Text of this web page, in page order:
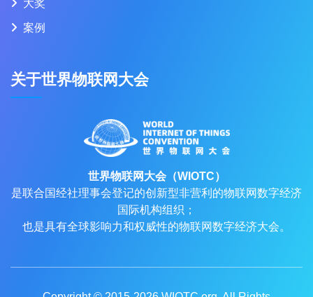
大奖
案例
关于世界物联网大会
世界物联网大会（WIOTC）
是联合国经社理事会登记的创新型非营利的物联网数字经济
国际机构组织；
也是具有全球影响力和权威性的物联网数字经济大会。